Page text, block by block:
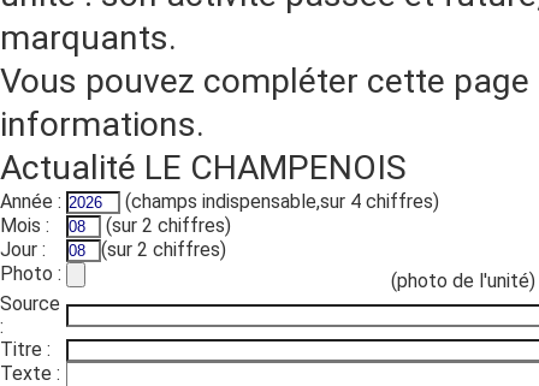
marquants.
Vous pouvez compléter cette
informations.
Actualité LE CHAMPENOIS
Année :
(champs indispensable,sur 4 chiffres)
Mois :
(sur 2 chiffres)
Jour :
(sur 2 chiffres)
Photo :
(photo de l'unité)
Source
:
Titre :
Texte :